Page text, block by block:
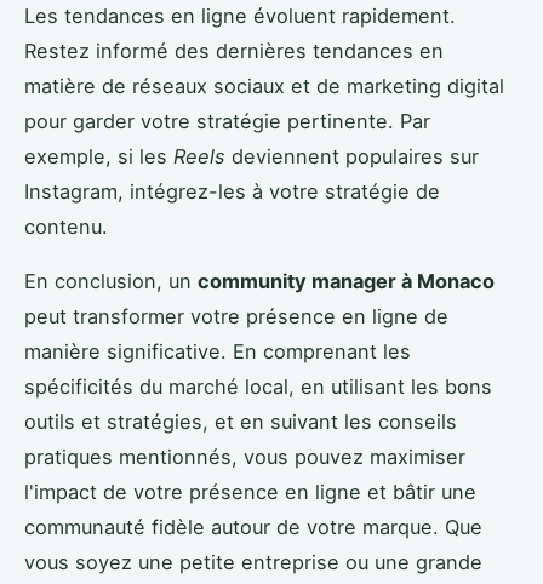
Les tendances en ligne évoluent rapidement.
Restez informé des dernières tendances en
matière de réseaux sociaux et de marketing digital
pour garder votre stratégie pertinente. Par
exemple, si les Reels deviennent populaires sur
Instagram, intégrez-les à votre stratégie de
contenu.
En conclusion, un community manager à Monaco
peut transformer votre présence en ligne de
manière significative. En comprenant les
spécificités du marché local, en utilisant les bons
outils et stratégies, et en suivant les conseils
pratiques mentionnés, vous pouvez maximiser
l'impact de votre présence en ligne et bâtir une
communauté fidèle autour de votre marque. Que
vous soyez une petite entreprise ou une grande